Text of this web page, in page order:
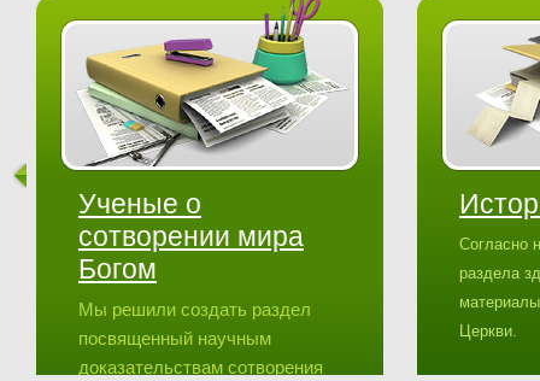
Ученые о
сотворении мира
Богом
Мы решили создать раздел
посвященный научным
доказательствам сотворения
Согласно
раздела
Церкви.